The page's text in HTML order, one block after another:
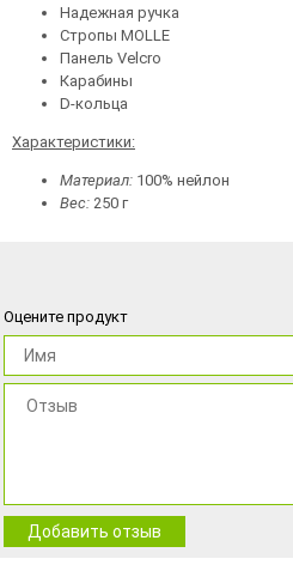
Надежная ручка
Стропы MOLLE
Панель Velcro
Карабины
D-кольца
Характеристики:
Материал: 100% нейлон
Вес: 250 г
Оцените продукт
Добавить отзыв